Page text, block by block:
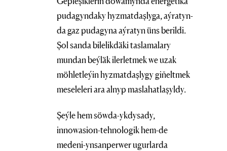
pudagyndaky hyzmatdaşlyga, aýratyn-
da gaz pudagyna aýratyn üns berildi.
Şol sanda bilelikdäki taslamalary
mundan beýläk ilerletmek we uzak
möhletleýin hyzmatdaşlygy giňeltmek
meseleleri ara alnyp maslahatlaşyldy.
Şeýle hem söwda-ykdysady,
innowasion-tehnologik hem-de
medeni-ynsanperwer ugurlarda